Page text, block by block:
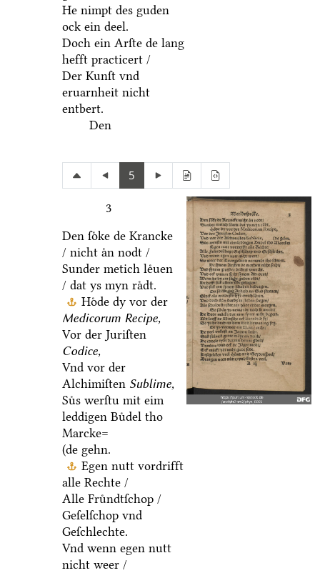
He nimpt des guden
ock ein deel.
Doch ein Arſte de lang
hefft practicert /
Der Kunſt vnd
eruarnheit nicht
entbert.
Den
5
3
Den ſoͤke de Krancke
/ nicht aͤn nodt /
Sunder metich leͤuen
/ dat ys myn raͤdt.
Hoͤde dy vor der
Medicorum Recipe,
Vor der Juriſten
Codice,
Vnd vor der
Alchimiſten Sublime,
Suͤs werſtu mit eim
leddigen Buͤdel tho
Marcke=
(de gehn.
Egen nutt vordrifft
alle Rechte /
Alle Fruͤndtſchop /
Geſelſchop vnd
Geſchlechte.
Vnd wenn egen nutt
nicht weer /